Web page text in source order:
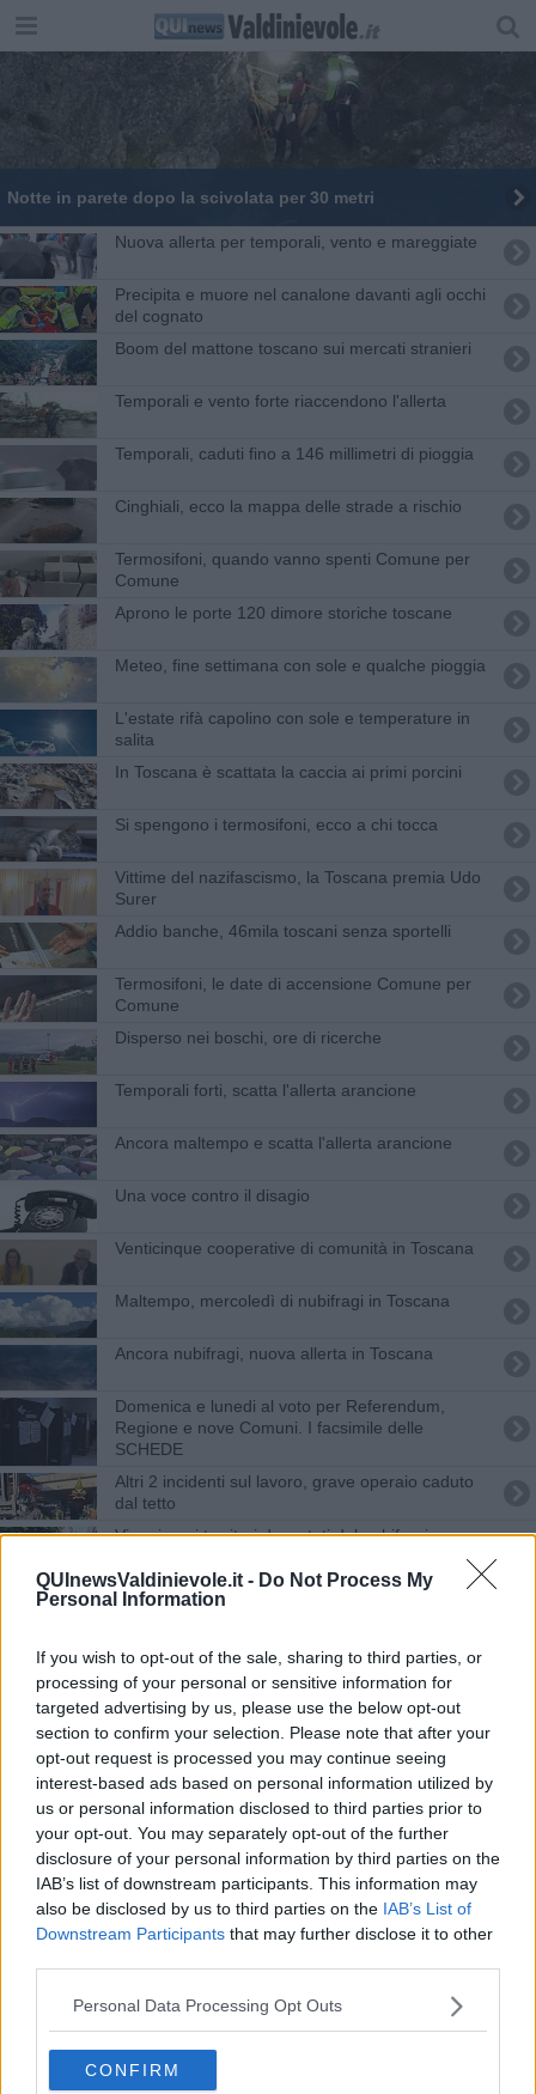
QUInewsValdinievole.it - Do Not Process My
Personal Information
If you wish to opt-out of the sale, sharing to third parties, or
processing of your personal or sensitive information for
targeted advertising by us, please use the below opt-out
section to confirm your selection. Please note that after your
opt-out request is processed you may continue seeing
interest-based ads based on personal information utilized by
us or personal information disclosed to third parties prior to
your opt-out. You may separately opt-out of the further
disclosure of your personal information by third parties on the
IAB’s list of downstream participants. This information may
also be disclosed by us to third parties on the IAB’s List of
Downstream Participants that may further disclose it to other
Personal Data Processing Opt Outs
CONFIRM
Notte in parete dopo la scivolata per 30 metri
Nuova allerta per temporali, vento e mareggiate
Precipita e muore nel canalone davanti agli occhi
del cognato
Boom del mattone toscano sui mercati stranieri
Temporali e vento forte riaccendono l'allerta
Temporali, caduti fino a 146 millimetri di pioggia
Cinghiali, ecco la mappa delle strade a rischio
Termosifoni, quando vanno spenti Comune per
Comune
Aprono le porte 120 dimore storiche toscane
Meteo, fine settimana con sole e qualche pioggia
L'estate rifà capolino con sole e temperature in
salita
In Toscana è scattata la caccia ai primi porcini
Si spengono i termosifoni, ecco a chi tocca
Vittime del nazifascismo, la Toscana premia Udo
Surer
Addio banche, 46mila toscani senza sportelli
Termosifoni, le date di accensione Comune per
Comune
Disperso nei boschi, ore di ricerche
Temporali forti, scatta l'allerta arancione
Ancora maltempo e scatta l'allerta arancione
Una voce contro il disagio
Venticinque cooperative di comunità in Toscana
Maltempo, mercoledì di nubifragi in Toscana
Ancora nubifragi, nuova allerta in Toscana
​Domenica e lunedi al voto per Referendum,
Regione e nove Comuni. I facsimile delle
SCHEDE
Altri 2 incidenti sul lavoro, grave operaio caduto
dal tetto
Viaggio nei territori devastati dal nubifragio
Strade e ponti da curare, arrivano 5,7 milioni
Piogge e allagamenti, vola giù un'impalcatura
Dall'istituzione alla popolazione, identikit dei
Comuni toscani
Forti piogge, vento e mareggiate, nuova allerta
Amministrative 2024, tutti i Comuni toscani al voto
Eccellenza del territorio, Toscana regina di
Bandiere arancioni
Dialisi d'estate? Si può fare anche in vacanza
Censimento Istat, rilevazioni in 118 comuni